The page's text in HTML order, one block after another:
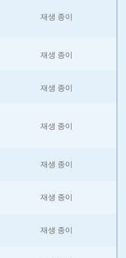
재생 종이
재생 종이
재생 종이
재생 종이
재생 종이
재생 종이
재생 종이